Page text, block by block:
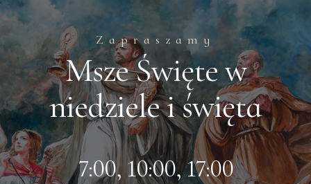
Zapraszamy
Msze Święte w
niedziele i święta
7:00, 10:00, 17:00